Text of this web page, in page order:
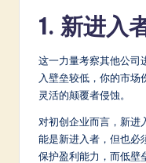
w
In
1. 新进入
这一力量考察其他公司
入壁垒较低，你的市
灵活的颠覆者侵蚀。
对初创企业而言，新进
能是新进入者，但也必
保护盈利能力，而低壁